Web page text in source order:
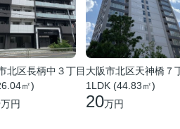
北区長柄中３丁目
㎡)
万円
大阪市北区天神橋７
1LDK (44.83㎡)
20万円